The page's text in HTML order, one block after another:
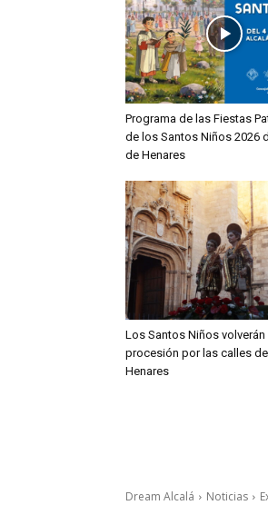
Programa de las Fiestas
de los Santos Niños 2026
de Henares
Los Santos Niños volverán
procesión por las calles
Henares